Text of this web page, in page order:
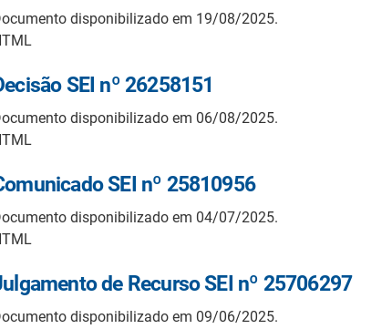
disponibilizado em 19/08/2025.
SEI nº 26258151
disponibilizado em 06/08/2025.
SEI nº 25810956
disponibilizado em 04/07/2025.
de Recurso SEI nº 25706297
disponibilizado em 09/06/2025.